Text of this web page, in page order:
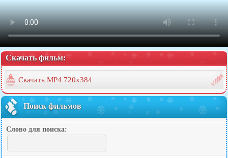
Скачать фильм:
Скачать MP4 720x384
Поиск фильмов
Слово для поиска: